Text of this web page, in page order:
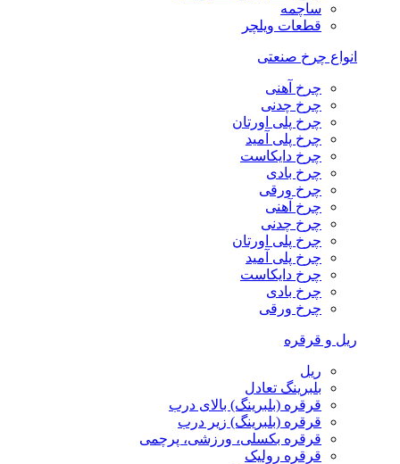
ساچمه
قطعات ویلچر
انواع چرخ صنعتی
چرخ آهنی
چرخ چدنی
چرخ پلی اورتان
چرخ پلی آمید
چرخ دایکاست
چرخ بادی
چرخ ورقی
چرخ آهنی
چرخ چدنی
چرخ پلی اورتان
چرخ پلی آمید
چرخ دایکاست
چرخ بادی
چرخ ورقی
ریل و قرقره
ریل
بلبرینگ تعادل
قرقره (بلبرینگ) بالای درب
قرقره (بلبرینگ) زیر درب
قرقره بکسلی، ورزشی، پرچمی
قرقره رولیک